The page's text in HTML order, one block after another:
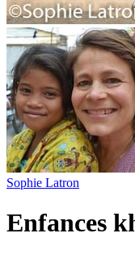
Sophie Latron
Enfances